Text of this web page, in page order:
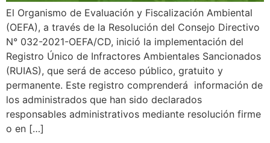
El Organismo de Evaluación y Fiscalización Ambiental
(OEFA), a través de la Resolución del Consejo Directivo
N° 032-2021-OEFA/CD, inició la implementación del
Registro Único de Infractores Ambientales Sancionados
(RUIAS), que será de acceso público, gratuito y
permanente. Este registro comprenderá información de
los administrados que han sido declarados
responsables administrativos mediante resolución firme
o en […]